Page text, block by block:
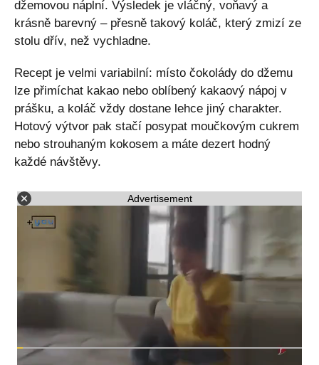
džemovou náplní. Výsledek je vláčný, voňavý a
krásně barevný – přesně takový koláč, který zmizí ze
stolu dřív, než vychladne.
Recept je velmi variabilní: místo čokolády do džemu
lze přimíchat kakao nebo oblíbený kakaový nápoj v
prášku, a koláč vždy dostane lehce jiný charakter.
Hotový výtvor pak stačí posypat moučkovým cukrem
nebo strouhaným kokosem a máte dezert hodný
každé návštěvy.
Advertisement